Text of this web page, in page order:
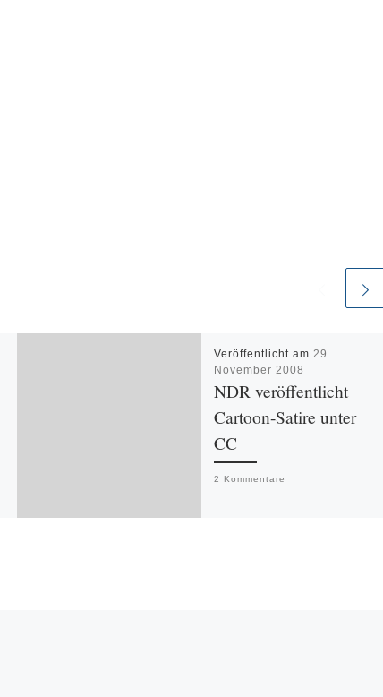
Veröffentlicht am 29.
November 2008
NDR veröffentlicht
Cartoon-Satire unter
CC
2 Kommentare